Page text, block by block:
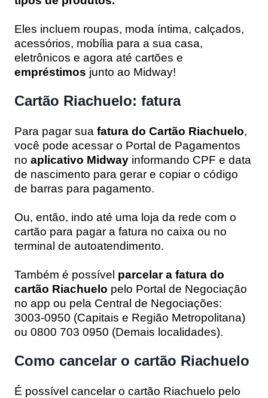
Eles incluem roupas, moda íntima, calçados,
acessórios, mobília para a sua casa,
eletrônicos e agora até cartões e
empréstimos junto ao Midway!
Cartão Riachuelo: fatura
Para pagar sua fatura do Cartão Riachuelo,
você pode acessar o Portal de Pagamentos
no aplicativo Midway informando CPF e data
de nascimento para gerar e copiar o código
de barras para pagamento.
Ou, então, indo até uma loja da rede com o
cartão para pagar a fatura no caixa ou no
terminal de autoatendimento.
Também é possível parcelar a fatura do
cartão Riachuelo pelo Portal de Negociação
no app ou pela Central de Negociações:
3003-0950 (Capitais e Região Metropolitana)
ou 0800 703 0950 (Demais localidades).
Como cancelar o cartão Riachuelo
É possível cancelar o cartão Riachuelo pelo